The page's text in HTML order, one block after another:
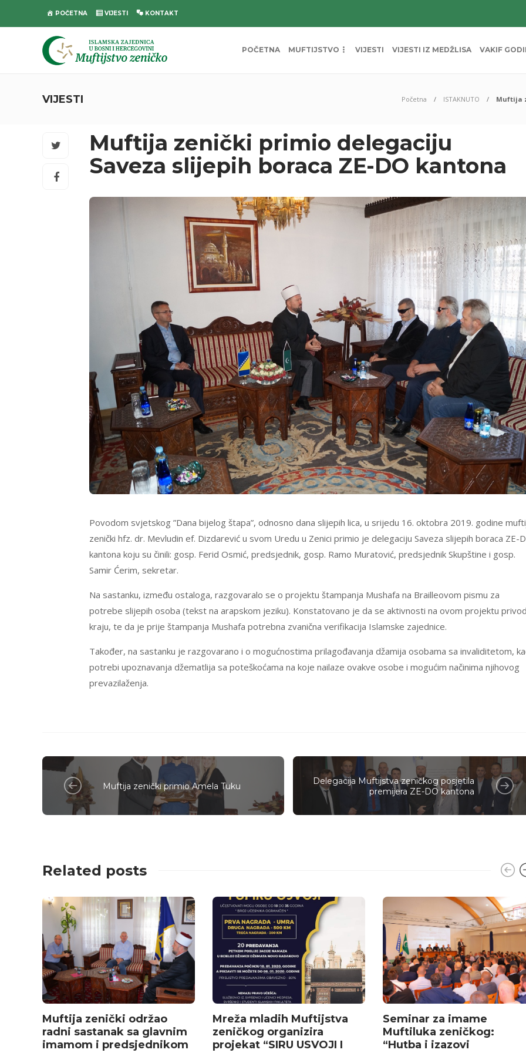
POČETNA VIJESTI KONTAKT
POČETNA MUFTIJSTVO VIJESTI VIJESTI IZ MEDŽLISA VAKIF
VIJESTI Početna ISTAKNUTO Muftija
Muftija zenički primio delegaciju
Saveza slijepih boraca ZE-DO kantona
Povodom svjetskog ”Dana bijelog štapa”, odnosno dana slijepih lica, u srijedu 16. oktobra 2019. godine
zenički hfz. dr. Mevludin ef. Dizdarević u svom Uredu u Zenici primio je delegaciju Saveza slijepih boraca ZE-
kantona koju su činili: gosp. Ferid Osmić, predsjednik, gosp. Ramo Muratović, predsjednik Skupštine i gosp.
Samir Ćerim, sekretar.
Na sastanku, između ostaloga, razgovaralo se o projektu štampanja Mushafa na Brailleovom pismu za
potrebe slijepih osoba (tekst na arapskom jeziku). Konstatovano je da se aktivnosti na ovom projektu
kraju, te da je prije štampanja Mushafa potrebna zvanična verifikacija Islamske zajednice.
Također, na sastanku je razgovarano i o mogućnostima prilagođavanja džamija osobama sa invaliditetom,
potrebi upoznavanja džematlija sa poteškoćama na koje nailaze ovakve osobe i mogućim načinima njihovog
prevazilaženja.
Muftija zenički primio Amela Tuku
Delegacija Muftijstva zeničkog posjetila
premijera ZE-DO kantona
Related posts
Muftija zenički održao
radni sastanak sa glavnim
imamom i predsjednikom
Mreža mladih Muftijstva
zeničkog organizira
projekat “SIRU USVOJI I
Seminar za imame
Muftiluka zeničkog:
“Hutba i izazovi